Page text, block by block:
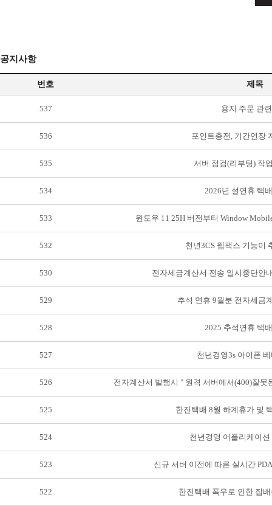
공지사항
번호 제목
537 용지 주문 관
536 포인트충전, 기간연장
535 서버 점검(리부팅) 작
534 2026년 설연휴 택
533 윈도우 11 25H 버전부터 Window
532 천년3CS 웹팩스 기능이
530 전자세금계산서 전송 일시중단안
529 추석 연휴 9월분 전자세금
528 2025 추석연휴 택
527 천년경영3s 아이폰
526 전자계산서 발행시 " 원격 서버에서(400)잘
525 한진택배 8월 하계휴가 및
524 천년경영 어플리케이
523 신규 서버 이전에 따른 실시간
522 한진택배 폭우로 인한 집